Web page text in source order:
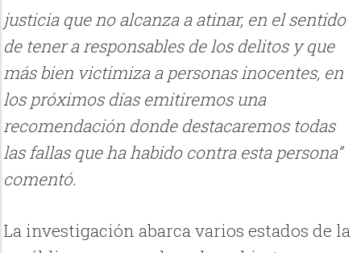
justicia que no alcanza a atinar, en el sentido
de tener a responsables de los delitos y que
más bien victimiza a personas inocentes, en
los próximos días emitiremos una
recomendación donde destacaremos todas
las fallas que ha habido contra esta persona”
comentó.
La investigación abarca varios estados de la